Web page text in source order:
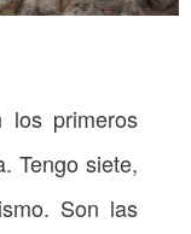
los primeros
Tengo siete,
Son las